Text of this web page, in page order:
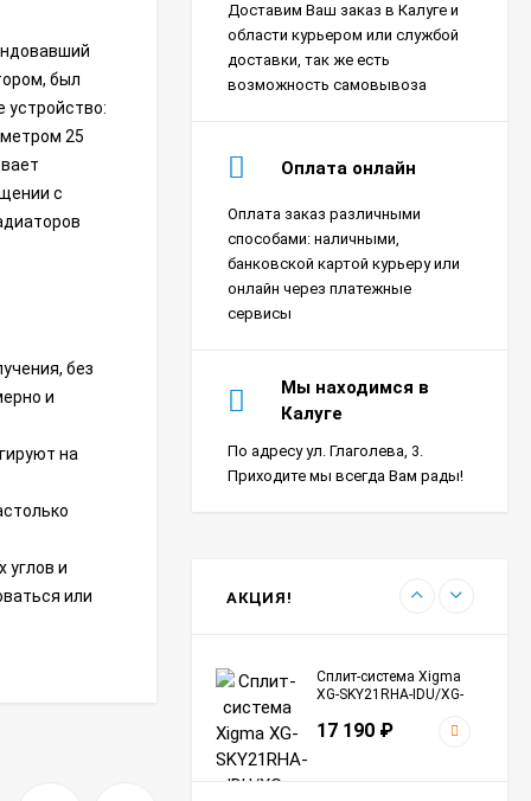
был
устройство:
25
с
без
и
на
углов и
или
Доставим Ваш заказ в Калуге и
области курьером или службой
доставки, так же есть
возможность самовывоза
Оплата онлайн
Оплата заказ различными
способами: наличными,
банковской картой курьеру или
онлайн через платежные
сервисы
Мы находимся в
Калуге
По адресу ул. Глаголева, 3.
Приходите мы всегда Вам рады!
АКЦИЯ!
Сплит-система Xigma
SKY27RHA-ODU Sky
18 390₽
Сплит-система Ultima
Comfort SIR-I07PN-
IN/SIR-I07PN-OUT Sirius
Сплит-система Xigma
XG-SKY21RHA-IDU/XG-
17 190 ₽